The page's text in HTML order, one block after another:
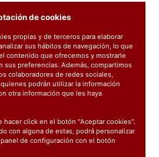
COLONIA 300ML
de cookies
propias y de terceros para elaborar
sus hábitos de navegación, lo que
contenido que ofrecemos y mostrarle
sus preferencias. Además, compartimos
colaboradores de redes sociales,
podrán utilizar la información
otra información que les haya
hacer click en el botón "Aceptar cookies".
con alguna de estas, podrá personalizar
de configuración con el botón